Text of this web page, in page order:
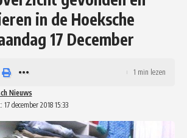
in de Hoeksche
17 December
december 2018 15:33
Nieuws
1 min lezen